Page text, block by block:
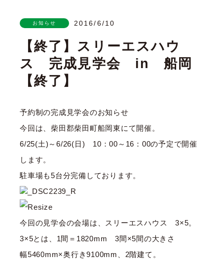
お知らせ 2016/6/10
【終了】スリーエスハウ
ス 完成見学会 in 船岡
【終了】
予約制の完成見学会のお知らせ
今回は、柴田郡柴田町船岡東にて開催。
6/25(土)～6/26(日) 10：00～16：00の予定で開催
します。
駐車場も5台分完備しております。
今回の見学会の会場は、スリーエスハウス 3×5。
3×5とは、1間＝1820mm 3間×5間の大きさ
幅5460mm×奥行き9100mm、2階建て。